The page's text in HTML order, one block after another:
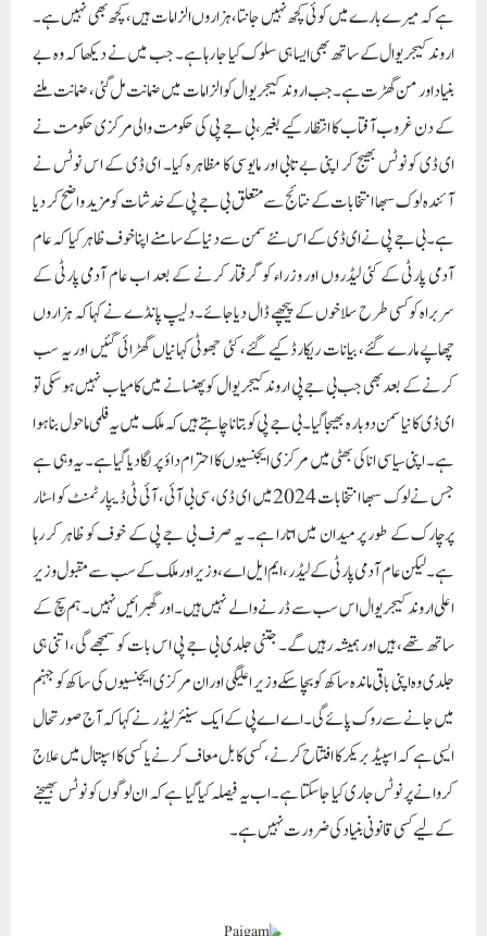
ہے کہ میرے بارے میں کوئی کچھ نہیں جانتا، ہزاروں الزامات ہیں، کچھ بھی نہیں ہے۔
اروند کیجریوال کے ساتھ بھی ایسا ہی سلوک کیا جا رہا ہے۔ جب میں نے دیکھا کہ وہ بے
بنیاد اور من گھڑت ہے۔جب اروند کیجریوال کو الزامات میں ضمانت مل گئی، ضمانت ملنے
کے دن غروب آفتاب کا انتظار کیے بغیر، بی جے پی کی حکومت والی مرکزی حکومت نے
ای ڈی کو نوٹس بھیج کر اپنی بے تابی اور مایوسی کا مظاہرہ کیا۔ ای ڈی کے اس نوٹس نے
آئندہ لوک سبھا انتخابات کے نتائج سے متعلق بی جے پی کے خدشات کو مزید واضح کر دیا
ہے۔ بی جے پی نے ای ڈی کے اس نئے سمن سے دنیا کے سامنے اپنا خوف ظاہر کیا کہ عام
آدمی پارٹی کے کئی لیڈروں اور وزراء کو گرفتار کرنے کے بعد اب عام آدمی پارٹی کے
سربراہ کو کسی طرح سلاخوں کے پیچھے ڈال دیا جائے۔دلیپ پانڈے نے کہا کہ ہزاروں
چھاپے مارے گئے، بیانات ریکارڈ کیے گئے، کئی جھوٹی کہانیاں گھڑائی گئیں اور یہ سب
کرنے کے بعد بھی جب بی جے پی اروند کیجریوال کو پھنسانے میں کامیاب نہیں ہوسکی تو
ای ڈی کا نیا سمن دوبارہ بھیجا گیا۔ بی جے پی کو بتانا چاہتے ہیں کہ ملک میں یہ فلمی ماحول بنا ہوا
ہے۔ اپنی سیاسی انا کی بھٹی میں مرکزی ایجنسیوں کا احترام داؤ پر لگا دیا گیا ہے۔ یہ وہی ہے
جس نے لوک سبھا انتخابات 2024 میں ای ڈی، سی بی آئی، آئی ٹی ڈیپارٹمنٹ کو اسٹار
پرچارک کے طور پر میدان میں اتارا ہے۔ یہ صرف بی جے پی کے خوف کو ظاہر کر رہا
ہے۔ لیکن عام آدمی پارٹی کے لیڈر، ایم ایل اے، وزیر اور ملک کے سب سے مقبول وزیر
اعلی اروند کیجریوال اس سب سے ڈرنے والے نہیں ہیں۔اور گھبرائیں نہیں۔ ہم سچ کے
ساتھ تھے، ہیں اور ہمیشہ رہیں گے۔ جتنی جلدی بی جے پی اس بات کو سمجھے گی، اتنی ہی
جلدی وہ اپنی باقی ماندہ ساکھ کو بچا سکے وزیر اعلیگی اور ان مرکزی ایجنسیوں کی ساکھ کو جہنم
میں جانے سے روک پائے گی۔اے اے پی کے ایک سینئر لیڈر نے کہا کہ آج صورتحال
ایسی ہے کہ اسپیڈ بریکر کا افتتاح کرنے، کسی کا بل معاف کرنے یا کسی کا اسپتال میں علاج
کروانے پر نوٹس جاری کیا جا سکتا ہے۔ اب یہ فیصلہ کیا گیا ہے کہ ان لوگوں کو نوٹس بھیجنے
کے لیے کسی قانونی بنیاد کی ضرورت نہیں ہے۔